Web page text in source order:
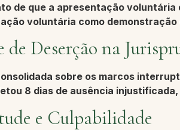
de que a apresentação voluntária
voluntária como
de Deserção na
sobre os marcos
8 dias de ausência
e Culpabilidade